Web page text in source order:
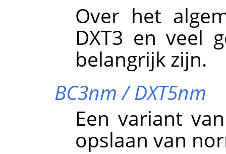
Over het
DXT3 en veel
belangrijk zijn.
BC3nm / DXT5nm
Een variant
opslaan van